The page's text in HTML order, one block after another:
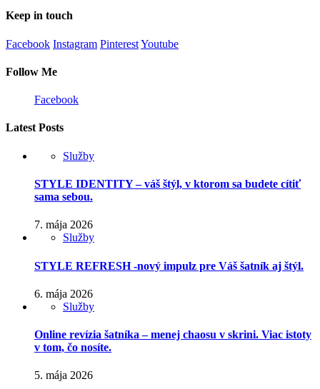
Keep in touch
Facebook Instagram PinterestYoutube
Follow Me
Facebook
Latest Posts
Služby
STYLE IDENTITY – váš štýl, v ktorom sa budete cítiť
sama sebou.
7. mája 2026
Služby
STYLE REFRESH -nový impulz pre Váš šatník aj štýl.
6. mája 2026
Služby
Online revízia šatníka – menej chaosu v skrini. Viac istoty
v tom, čo nosíte.
5. mája 2026